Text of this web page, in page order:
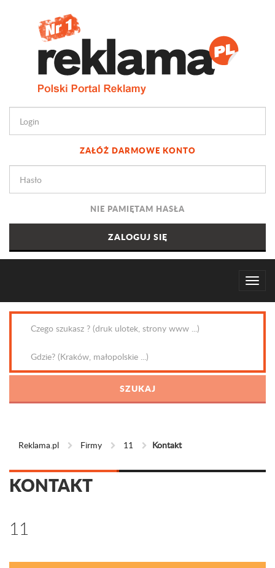
ZAŁÓŻ DARMOWE KONTO
NIE PAMIĘTAM HASŁA
Reklama.pl Firmy 11 Kontakt
KONTAKT
11